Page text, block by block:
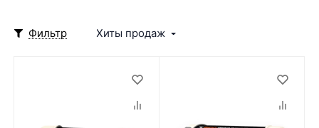
Фильтр Хиты продаж